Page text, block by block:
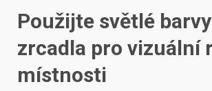
Použijte světlé
zrcadla pro vizuální
místnosti